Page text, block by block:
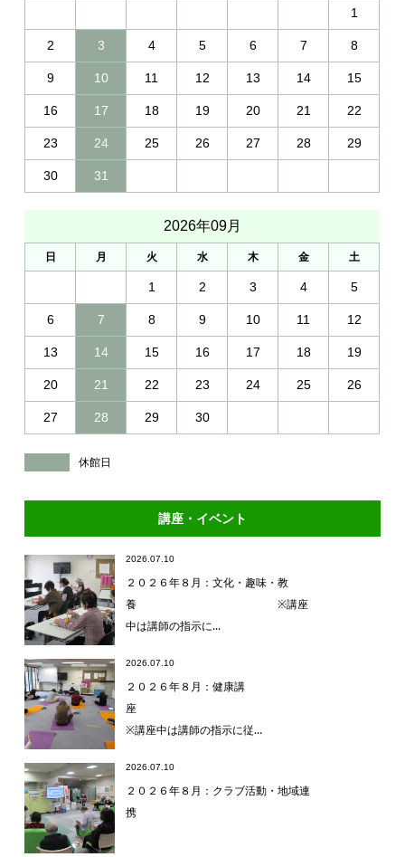
1
2 3 4 5 6 7 8
9 10 11 12 13 14 15
16 17 18 19 20 21 22
23 24 25 26 27 28 29
30 31
2026年09月
日 月 火 水 木 金 土
1 2 3 4 5
6 7 8 9 10 11 12
13 14 15 16 17 18 19
20 21 22 23 24 25 26
27 28 29 30
休館日
講座・イベント
2026.07.10
２０２６年８月：文化・趣味・教
養 ※講座
中は講師の指示に...
2026.07.10
２０２６年８月：健康講
座
※講座中は講師の指示に従...
2026.07.10
２０２６年８月：クラブ活動・地域連
携